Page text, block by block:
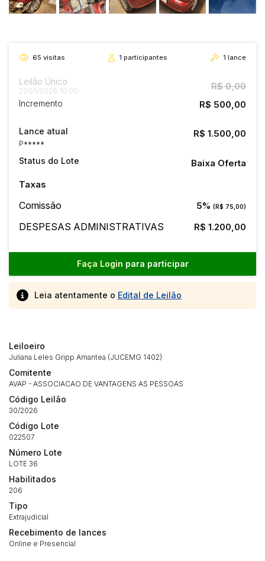
65 visitas 1 participantes 1 lance
Leilão Único
21/05/2026 10:00 R$ 0,00
Incremento R$ 500,00
Lance atual
P*****
R$ 1.500,00
Status do Lote
Baixa Oferta
Taxas
Comissão 5% (R$ 75,00)
DESPESAS ADMINISTRATIVAS R$ 1.200,00
Faça Login para participar
Leia atentamente o Edital de Leilão
Leiloeiro
Juliana Leles Gripp Amantea (JUCEMG 1402)
Comitente
AVAP - ASSOCIACAO DE VANTAGENS AS PESSOAS
Código Leilão
30/2026
Código Lote
022507
Número Lote
LOTE 36
Habilitados
206
Tipo
Extrajudicial
Recebimento de lances
Online e Presencial
Envie sua Proposta
(Art. 895, CPC)
Clique aqui para fazer login
Habilite-se para efetuar lances ou
propostas